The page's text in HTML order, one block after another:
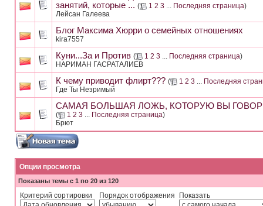
занятий, которые ... ( 1 2 3 ... Последняя страница)
Лейсан Галеева
Блог Максима Хюрри о семейных отношениях
kira7557
Куни...За и Против ( 1 2 3 ... Последняя страница)
НАРИМАН ГАСРАТАЛИЕВ
К чему приводит флирт??? ( 1 2 3 ... Последняя
Где Ты Незримый
САМАЯ БОЛЬШАЯ ЛОЖЬ, КОТОРУЮ ВЫ
( 1 2 3 ... Последняя страница)
Брют
Опции просмотра
Показаны темы с 1 по 20 из 120
Критерий сортировки Порядок отображения Показать